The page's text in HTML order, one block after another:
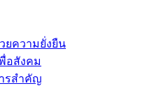
ยความยั่งยืน
อสังคม
รสำคัญ